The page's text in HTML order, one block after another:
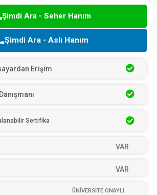
Şimdi Ara - Seher Hanım
Şimdi Ara - Aslı Hanım
Erişim
Sertifika
VAR
VAR
ÜNİVERSİTE ONAYLI